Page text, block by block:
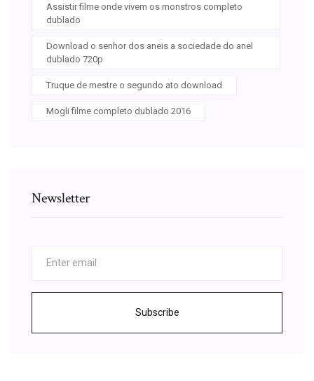
Assistir filme onde vivem os monstros completo
dublado
Download o senhor dos aneis a sociedade do anel
dublado 720p
Truque de mestre o segundo ato download
Mogli filme completo dublado 2016
Newsletter
Subscribe